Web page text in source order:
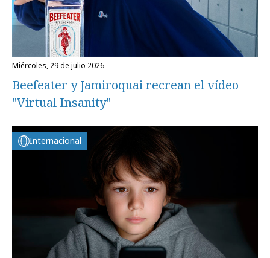
miércoles, 29 de julio 2026
Beefeater y Jamiroquai recrean el vídeo
"Virtual Insanity"
Internacional